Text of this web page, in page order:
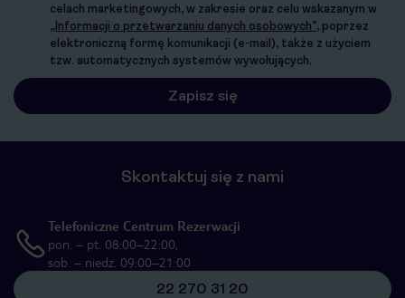
celach marketingowych, w zakresie oraz celu wskazanym w
„Informacji o przetwarzaniu danych osobowych”, poprzez
elektroniczną formę komunikacji (e-mail), także z użyciem
tzw. automatycznych systemów wywołujących.
Skontaktuj się z nami
Telefoniczne Centrum Rezerwacji
pon. – pt. 08:00–22:00,
sob. – niedz. 09:00–21:00
22 270 31 20